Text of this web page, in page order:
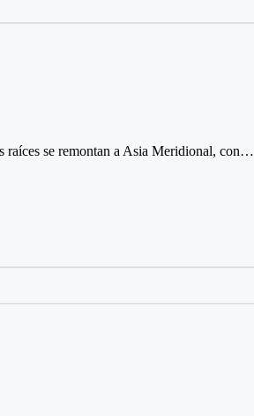
raíces se remontan a Asia Meridional, con…